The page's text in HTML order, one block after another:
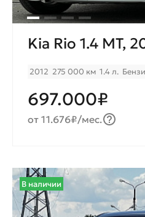
Kia Rio 1.4 МТ,
2012 275 000 км 1.4 л.
697.000₽
от 11.676₽/мес.
В наличии